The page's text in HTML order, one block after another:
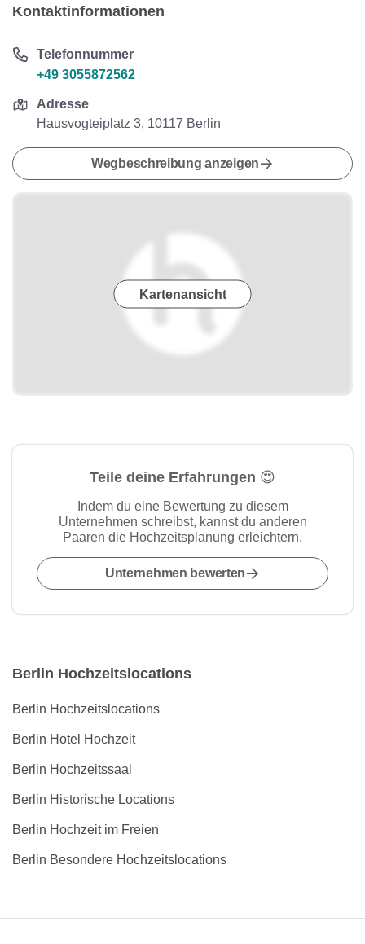
Kontaktinformationen
Telefonnummer
+49 3055872562
Adresse
Hausvogteiplatz 3, 10117 Berlin
Wegbeschreibung anzeigen
Kartenansicht
Teile deine Erfahrungen 😍
Indem du eine Bewertung zu diesem
Unternehmen schreibst, kannst du anderen
Paaren die Hochzeitsplanung erleichtern.
Unternehmen bewerten
Berlin Hochzeitslocations
Berlin Hochzeitslocations
Berlin Hotel Hochzeit
Berlin Hochzeitssaal
Berlin Historische Locations
Berlin Hochzeit im Freien
Berlin Besondere Hochzeitslocations